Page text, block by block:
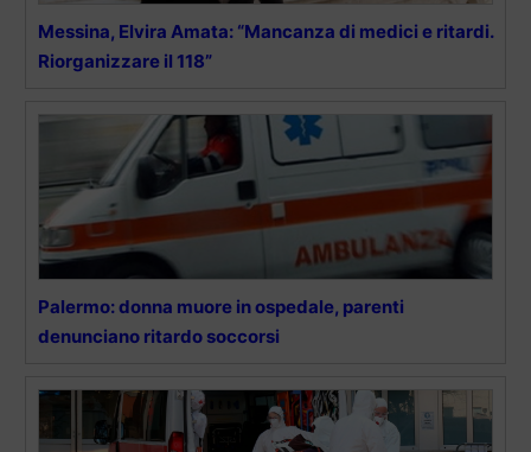
Messina, Elvira Amata: “Mancanza di medici e ritardi.
Riorganizzare il 118”
Palermo: donna muore in ospedale, parenti
denunciano ritardo soccorsi